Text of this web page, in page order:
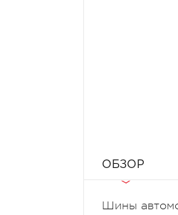
ОБЗОР
Шины